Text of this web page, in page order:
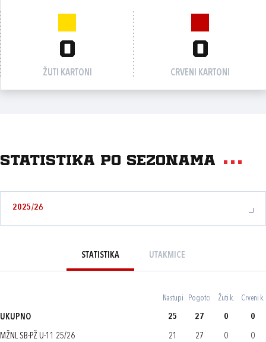
0
ŽUTI KARTONI
0
CRVENI KARTONI
Statistika po sezonama
2025/26
STATISTIKA UTAKMICE
Nastupi Pogotci Žuti k. Crveni k.
UKUPNO 25 27 0 0
MŽNL SB-PŽ U-11 25/26 21 27 0 0